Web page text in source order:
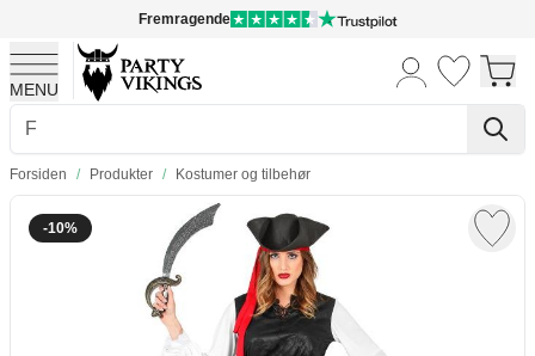
Fremragende
MENU
Skip to Content
Forsiden / Produkter / Kostumer og tilbehør
-10%